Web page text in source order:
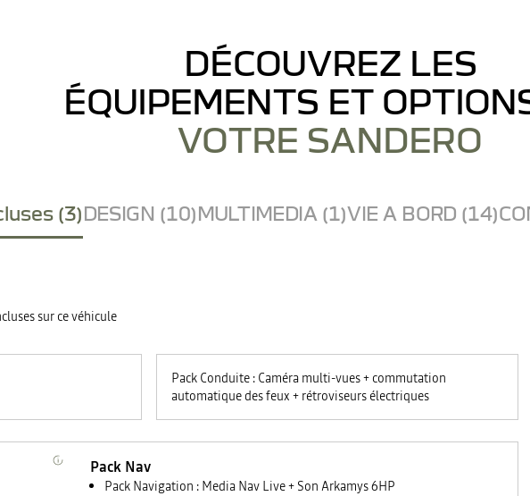
DÉCOUVREZ LES
ÉQUIPEMENTS ET
VOTRE SANDERO
(3)DESIGN (10)MULTIMEDIA (1)VIE A BORD (14)
sur ce véhicule
Pack Conduite : Caméra multi-vues + commutation
automatique des feux + rétroviseurs électriques
Pack Nav
Pack Navigation : Media Nav Live + Son Arkamys 6HP